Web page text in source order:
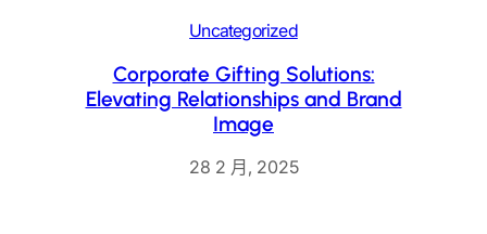
Uncategorized
Corporate Gifting Solutions:
Elevating Relationships and Brand
Image
28 2 月, 2025